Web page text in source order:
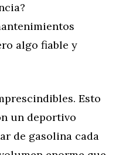
algo fiable y
Esto
un deportivo
de gasolina cada